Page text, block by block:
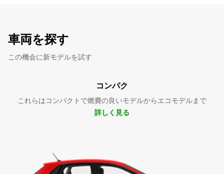
車両を探す
この機会に新モデルを試す
コンパク
これらはコンパクトで燃費の良いモデルからエコモデルまで
詳しく見る